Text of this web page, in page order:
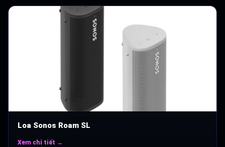
Loa Sonos Roam SL
Xem chi tiết →